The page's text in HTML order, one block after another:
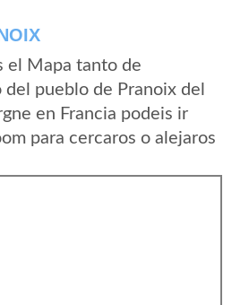
el Mapa tanto de
pueblo de Pranoix del
en Francia podeis ir
para cercaros o alejaros